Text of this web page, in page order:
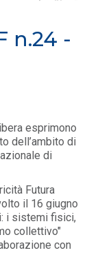
n.24 -
esprimono
dell’ambito di
di
Futura
il 16 giugno
i sistemi fisici,
collettivo"
con